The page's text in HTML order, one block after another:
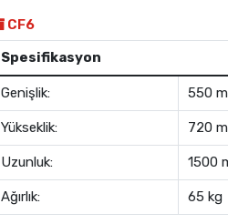
CF6
Spesifikasyon
Genişlik: 550
Yükseklik: 720
Uzunluk: 1500
Ağırlık: 65 kg